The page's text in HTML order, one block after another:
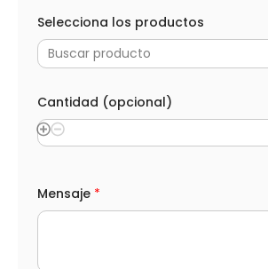
r
r
e
o
Selecciona los productos
Buscar producto
Cantidad (opcional)
Mensaje *